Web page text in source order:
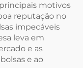
motivos
reputação no
impecáveis
leva em
e as
e ao